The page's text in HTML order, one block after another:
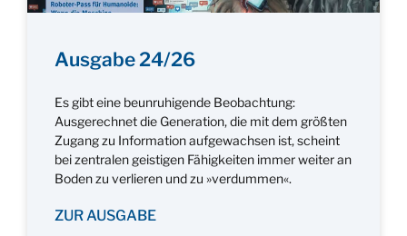
Ausgabe 24/26
Es gibt eine beunruhigende Beobachtung:
Ausgerechnet die Generation, die mit dem größten
Zugang zu Information aufgewachsen ist, scheint
bei zentralen geistigen Fähigkeiten immer weiter an
Boden zu verlieren und zu »verdummen«.
ZUR AUSGABE